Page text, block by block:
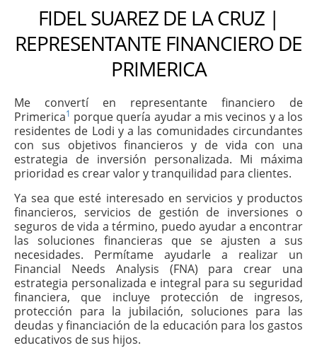
FIDEL SUAREZ DE LA CRUZ |
REPRESENTANTE FINANCIERO DE
PRIMERICA
Me convertí en representante financiero de
Primerica1 porque quería ayudar a mis vecinos y a los
residentes de Lodi y a las comunidades circundantes
con sus objetivos financieros y de vida con una
estrategia de inversión personalizada. Mi máxima
prioridad es crear valor y tranquilidad para clientes.
Ya sea que esté interesado en servicios y productos
financieros, servicios de gestión de inversiones o
seguros de vida a término, puedo ayudar a encontrar
las soluciones financieras que se ajusten a sus
necesidades. Permítame ayudarle a realizar un
Financial Needs Analysis (FNA) para crear una
estrategia personalizada e integral para su seguridad
financiera, que incluye protección de ingresos,
protección para la jubilación, soluciones para las
deudas y financiación de la educación para los gastos
educativos de sus hijos.